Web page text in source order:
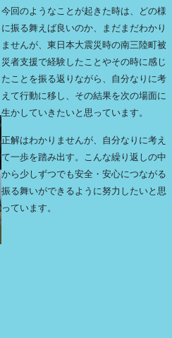
今回のようなことが起きた時は、どの様
に振る舞えば良いのか、まだまだわかり
ませんが、東日本大震災時の南三陸町被
災者支援で経験したことやその時に感じ
たことを振る返りながら、自分なりに考
えて行動に移し、その結果を次の場面に
生かしていきたいと思っています。
正解はわかりませんが、自分なりに考え
て一歩を踏み出す。こんな繰り返しの中
から少しずつでも安全・安心につながる
振る舞いができるように努力したいと思
っています。